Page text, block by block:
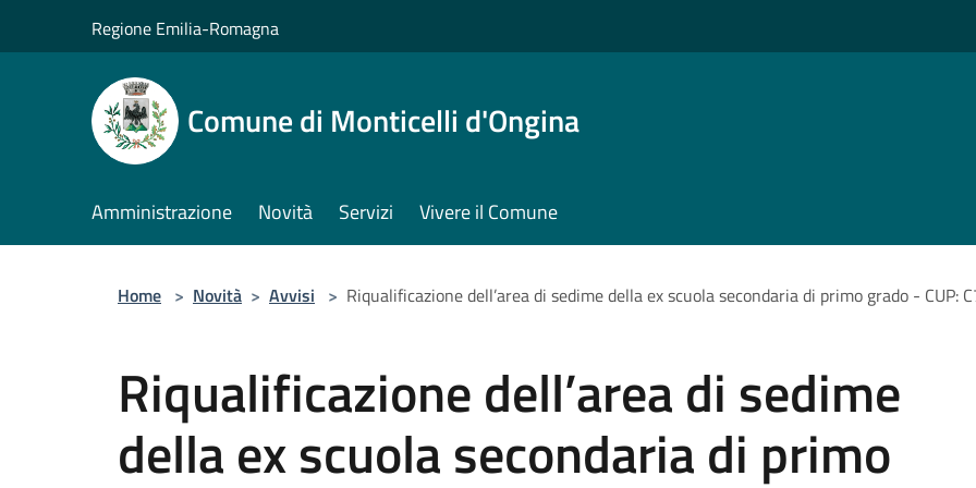
Regione Emilia-Romagna
Comune di Monticelli d'Ongina
Amministrazione Novità Servizi Vivere il Comune
Home > Novità > Avvisi > Riqualificazione dell’area di sedime della ex scuola secondaria di primo grado - CUP:
Riqualificazione dell’area di sedime
della ex scuola secondaria di primo